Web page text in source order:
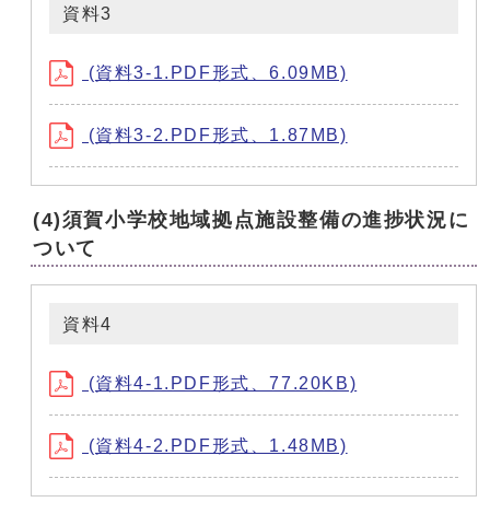
資料3
(資料3-1.PDF形式、6.09MB)
(資料3-2.PDF形式、1.87MB)
(4)須賀小学校地域拠点施設整備の進捗状況に
ついて
資料4
(資料4-1.PDF形式、77.20KB)
(資料4-2.PDF形式、1.48MB)